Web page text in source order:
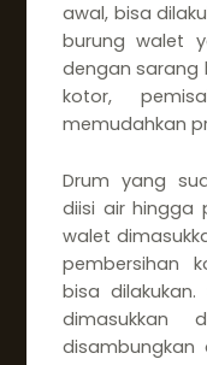
awal, bisa
burung walet
dengan sarang
kotor,
memudahkan
Drum yang
diisi air hingga
walet
pembersihan
bisa
dimasukkan
disambungkan